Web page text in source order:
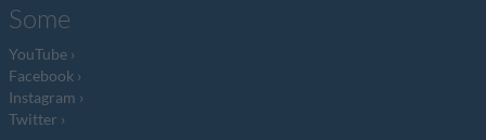
Some
YouTube
Facebook
Instagram
Twitter